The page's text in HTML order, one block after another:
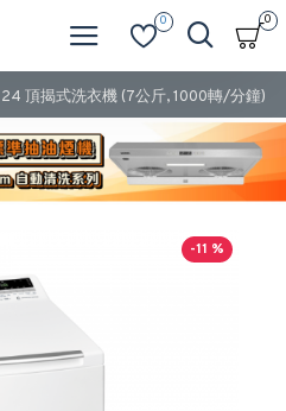
0 0
頂揭式洗衣機 (7公斤, 1000轉/分鐘)
-11 %